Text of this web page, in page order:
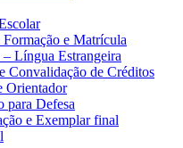
Formação e Matrícula
Língua Estrangeira
Convalidação de Créditos
Orientador
para Defesa
e Exemplar final